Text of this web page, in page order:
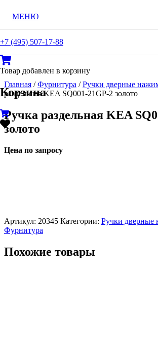
МЕНЮ
+7 (495) 507-17-88
Товар добавлен в корзину
Корзина
Главная /Фурнитура /Ручки дверные
раздельная KEA SQ001-21GP-2 золото
Ручка раздельная KEA
золото
Цена по запросу
Артикул: 20345 Категории: Ручки дверные
Фурнитура
Похожие товары